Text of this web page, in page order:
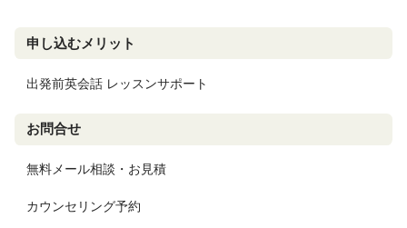
申し込むメリット
出発前英会話 レッスンサポート
お問合せ
無料メール相談・お見積
カウンセリング予約